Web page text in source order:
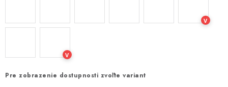
V
V
Pre zobrazenie dostupnosti zvoľte variant